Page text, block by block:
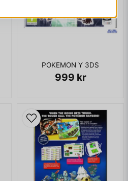
POKEMON Y 3DS
999 kr